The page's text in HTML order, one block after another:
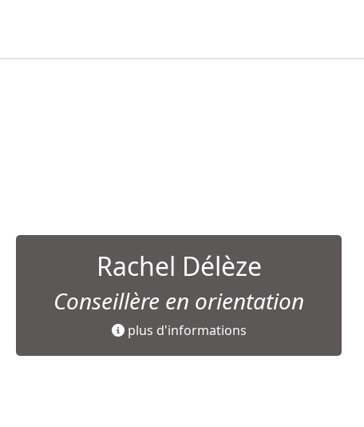
Rachel Délèze
Conseillère en orientation
plus d'informations